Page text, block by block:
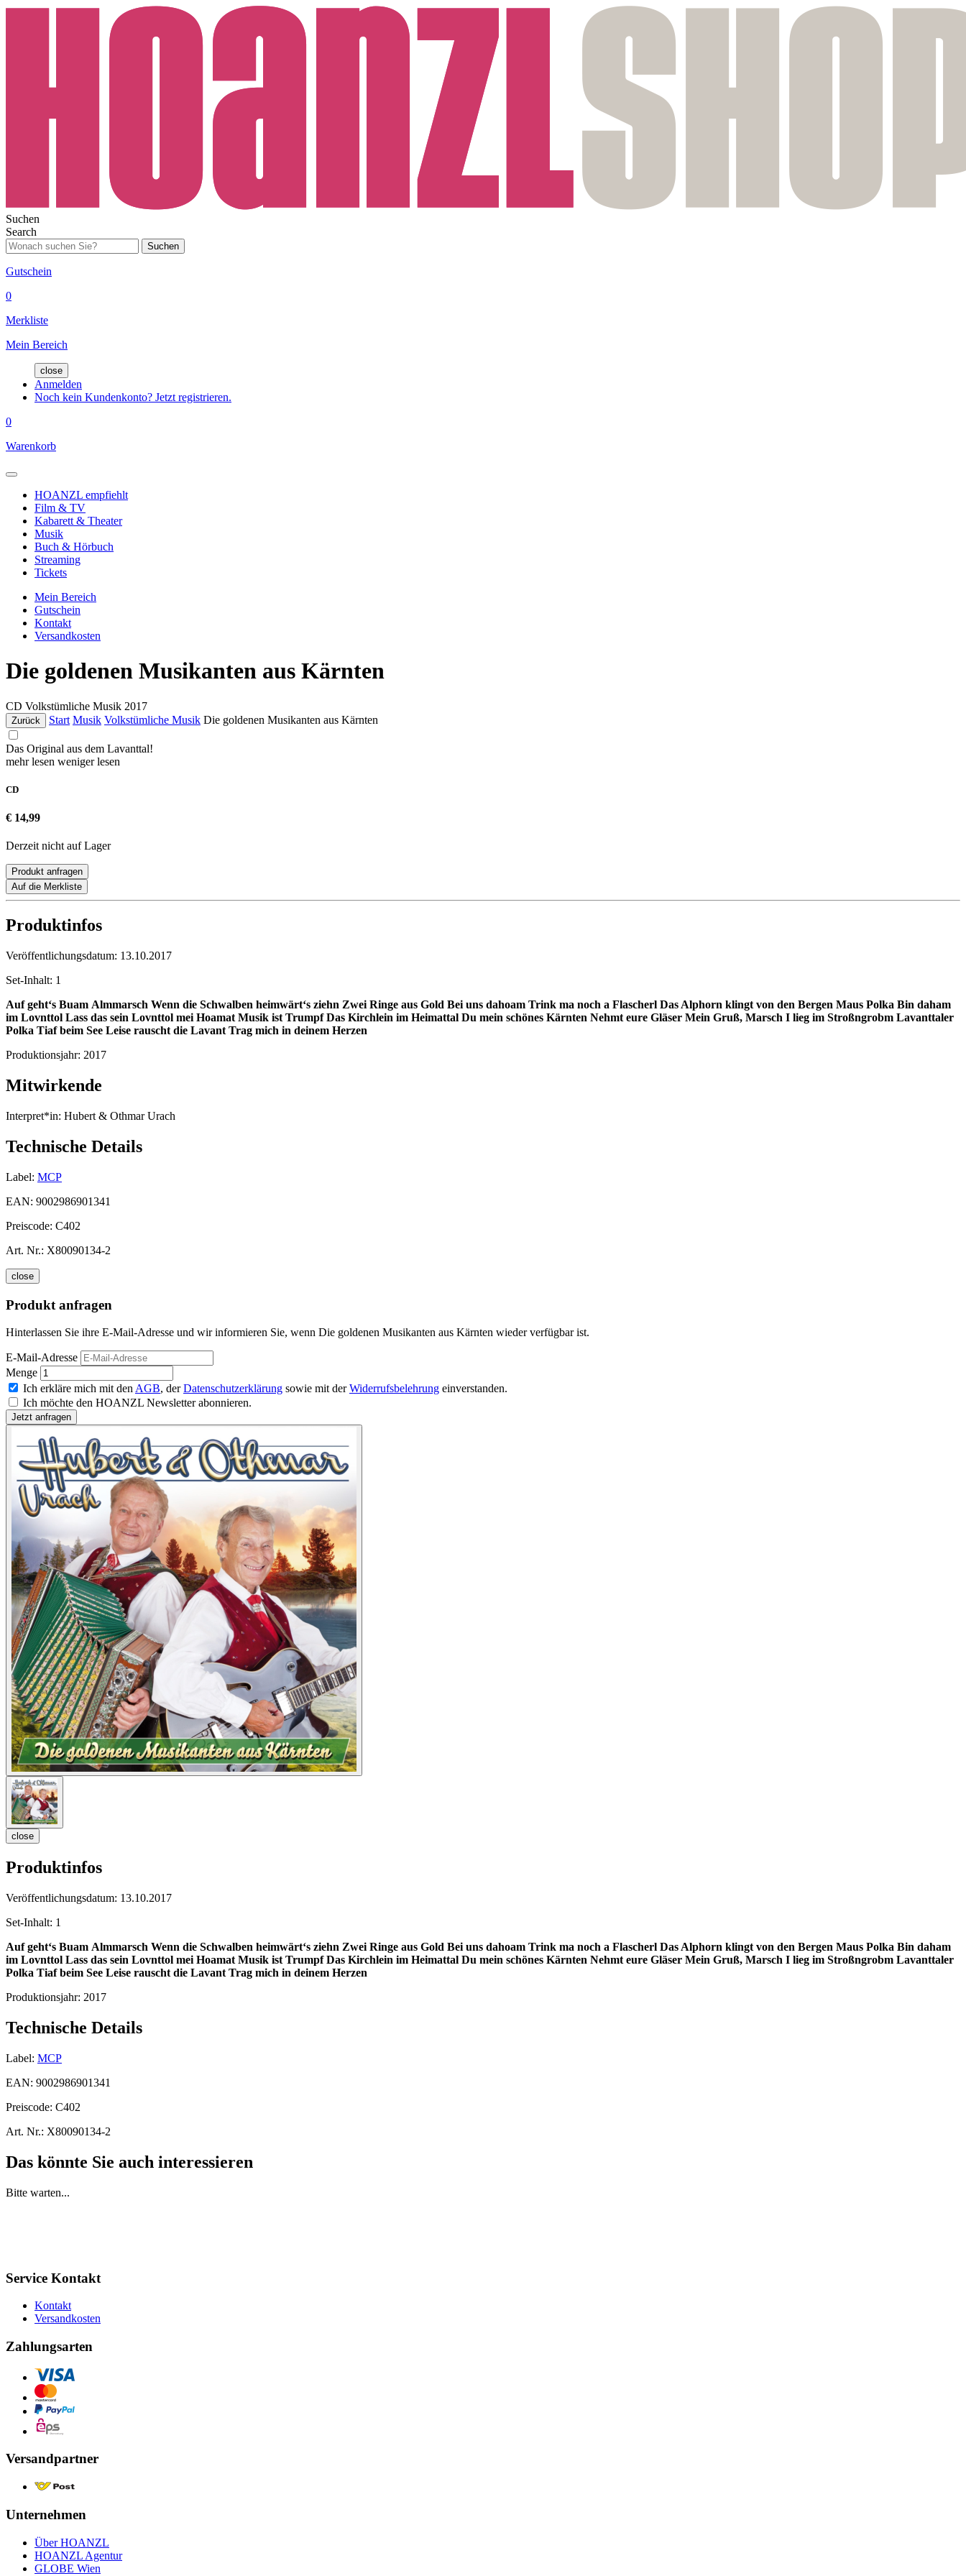
Suchen
Search
Suchen
Gutschein
0
Merkliste
Mein Bereich
close
Anmelden
Noch kein Kundenkonto? Jetzt registrieren.
0
Warenkorb
HOANZL empfiehlt
Film & TV
Kabarett & Theater
Musik
Buch & Hörbuch
Streaming
Tickets
Mein Bereich
Gutschein
Kontakt
Versandkosten
Die goldenen Musikanten aus Kärnten
CD Volkstümliche Musik 2017
Zurück Start Musik Volkstümliche Musik Die goldenen Musikanten aus Kärnten
Das Original aus dem Lavanttal!
mehr lesen weniger lesen
CD
€ 14,99
Derzeit nicht auf Lager
Produkt anfragen
Auf die Merkliste
Produktinfos
Veröffentlichungsdatum: 13.10.2017
Set-Inhalt: 1
Auf geht‘s Buam Almmarsch Wenn die Schwalben heimwärt‘s ziehn Zwei Ringe aus Gold Bei uns dahoam Trink ma noch a Flascherl Das Alphorn klingt von den Bergen Maus Polka Bin daham
im Lovnttol Lass das sein Lovnttol mei Hoamat Musik ist Trumpf Das Kirchlein im Heimattal Du mein schönes Kärnten Nehmt eure Gläser Mein Gruß, Marsch I lieg im Stroßngrobm Lavanttaler
Polka Tiaf beim See Leise rauscht die Lavant Trag mich in deinem Herzen
Produktionsjahr: 2017
Mitwirkende
Interpret*in: Hubert & Othmar Urach
Technische Details
Label: MCP
EAN: 9002986901341
Preiscode: C402
Art. Nr.: X80090134-2
close
Produkt anfragen
Hinterlassen Sie ihre E-Mail-Adresse und wir informieren Sie, wenn Die goldenen Musikanten aus Kärnten wieder verfügbar ist.
E-Mail-Adresse
Menge
Ich erkläre mich mit den AGB, derDatenschutzerklärung sowie mit derWiderrufsbelehrung einverstanden.
Ich möchte den HOANZL Newsletter abonnieren.
close
Produktinfos
Veröffentlichungsdatum: 13.10.2017
Set-Inhalt: 1
Auf geht‘s Buam Almmarsch Wenn die Schwalben heimwärt‘s ziehn Zwei Ringe aus Gold Bei uns dahoam Trink ma noch a Flascherl Das Alphorn klingt von den Bergen Maus Polka Bin daham
im Lovnttol Lass das sein Lovnttol mei Hoamat Musik ist Trumpf Das Kirchlein im Heimattal Du mein schönes Kärnten Nehmt eure Gläser Mein Gruß, Marsch I lieg im Stroßngrobm Lavanttaler
Polka Tiaf beim See Leise rauscht die Lavant Trag mich in deinem Herzen
Produktionsjahr: 2017
Technische Details
Label: MCP
EAN: 9002986901341
Preiscode: C402
Art. Nr.: X80090134-2
Das könnte Sie auch interessieren
Bitte warten...
Service Kontakt
Kontakt
Versandkosten
Zahlungsarten
Versandpartner
Unternehmen
Über HOANZL
HOANZL Agentur
GLOBE Wien